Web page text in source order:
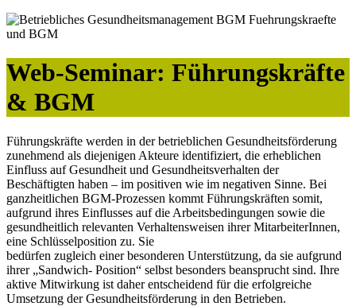
Web-Seminar: Führungskräfte
& BGM
Führungskräfte werden in der betrieblichen Gesundheitsförderung
zunehmend als diejenigen Akteure identifiziert, die erheblichen
Einfluss auf Gesundheit und Gesundheitsverhalten der
Beschäftigten haben – im positiven wie im negativen Sinne. Bei
ganzheitlichen BGM-Prozessen kommt Führungskräften somit,
aufgrund ihres Einflusses auf die Arbeitsbedingungen sowie die
gesundheitlich relevanten Verhaltensweisen ihrer MitarbeiterInnen,
eine Schlüsselposition zu. Sie
bedürfen zugleich einer besonderen Unterstützung, da sie aufgrund
ihrer „Sandwich- Position“ selbst besonders beansprucht sind. Ihre
aktive Mitwirkung ist daher entscheidend für die erfolgreiche
Umsetzung der Gesundheitsförderung in den Betrieben.